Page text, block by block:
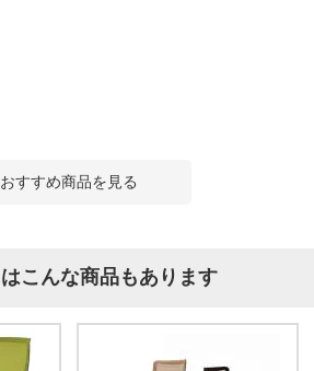
おすすめ商品を見る
こんな商品もあります